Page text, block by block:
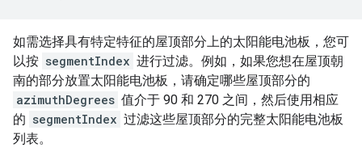
如需选择具有特定特征的屋顶部分上的太阳能电池板，您可
以按 segmentIndex 进行过滤。例如，如果您想在屋顶朝
南的部分放置太阳能电池板，请确定哪些屋顶部分的
azimuthDegrees 值介于 90 和 270 之间，然后使用相应
的 segmentIndex 过滤这些屋顶部分的完整太阳能电池板
列表。